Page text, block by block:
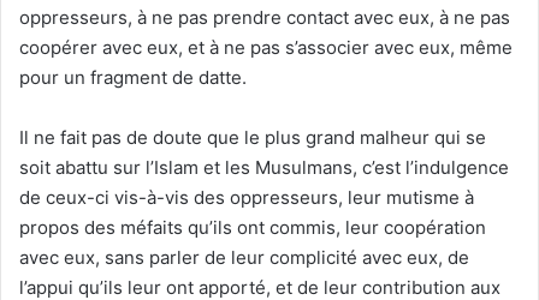
oppresseurs, à ne pas prendre contact avec eux, à ne pas
coopérer avec eux, et à ne pas s’associer avec eux, même
pour un fragment de datte.
Il ne fait pas de doute que le plus grand malheur qui se
soit abattu sur l’Islam et les Musulmans, c’est l’indulgence
de ceux-ci vis-à-vis des oppresseurs, leur mutisme à
propos des méfaits qu’ils ont commis, leur coopération
avec eux, sans parler de leur complicité avec eux, de
l’appui qu’ils leur ont apporté, et de leur contribution aux